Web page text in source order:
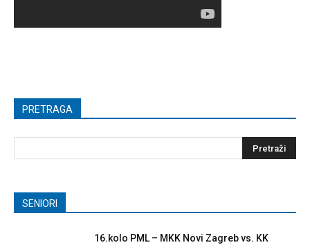
PRETRAGA
SENIORI
16.kolo PML – MKK Novi Zagreb vs. KK